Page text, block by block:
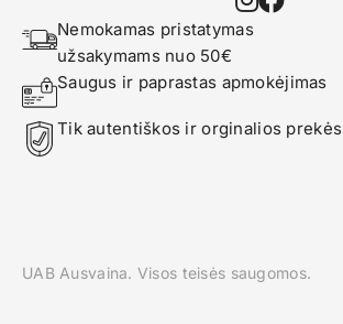
Nemokamas pristatymas
užsakymams nuo 50€
Saugus ir paprastas apmokėjimas
Tik autentiškos ir orginalios prekės
UAB Ausvaina. Visos teisės saugomos.